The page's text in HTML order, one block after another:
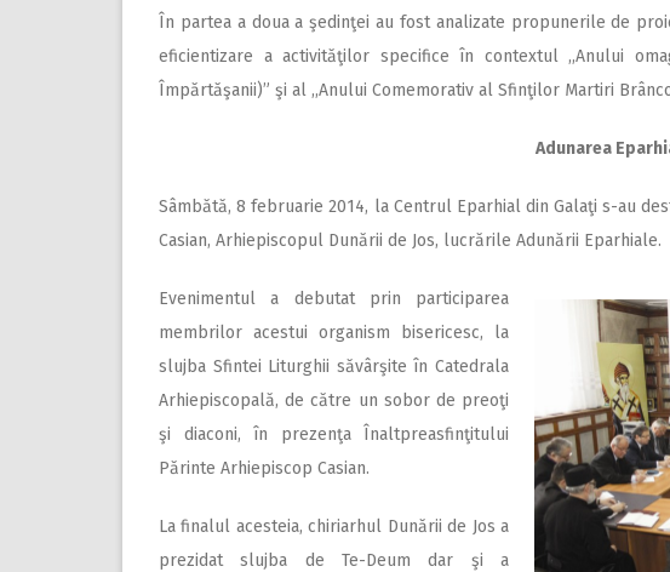
În partea a doua a şedinţei au fost analizate propunerile de
eficientizare a activităţilor specifice în contextul ,,Anului
Împărtăşanii)” şi al ,,Anului Comemorativ al Sfinţilor Martiri
Adunarea
Sâmbătă, 8 februarie 2014, la Centrul Eparhial din Galaţi s-au
Casian, Arhiepiscopul Dunării de Jos, lucrările Adunării Eparhiale.
Evenimentul a debutat prin participarea
membrilor acestui organism bisericesc, la
slujba Sfintei Liturghii săvârşite în Catedrala
Arhiepiscopală, de către un sobor de preoţi
şi diaconi, în prezenţa Înaltpreasfinţitului
Părinte Arhiepiscop Casian.
La finalul acesteia, chiriarhul Dunării de Jos a
prezidat slujba de Te-Deum dar şi a